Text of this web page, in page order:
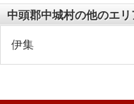
中頭郡中城村の他のエリ
伊集